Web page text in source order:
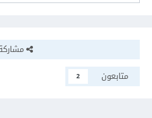
مشاركة
متابعون
2